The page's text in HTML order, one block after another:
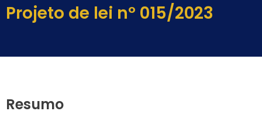
Projeto de lei nº 015/2023
Resumo